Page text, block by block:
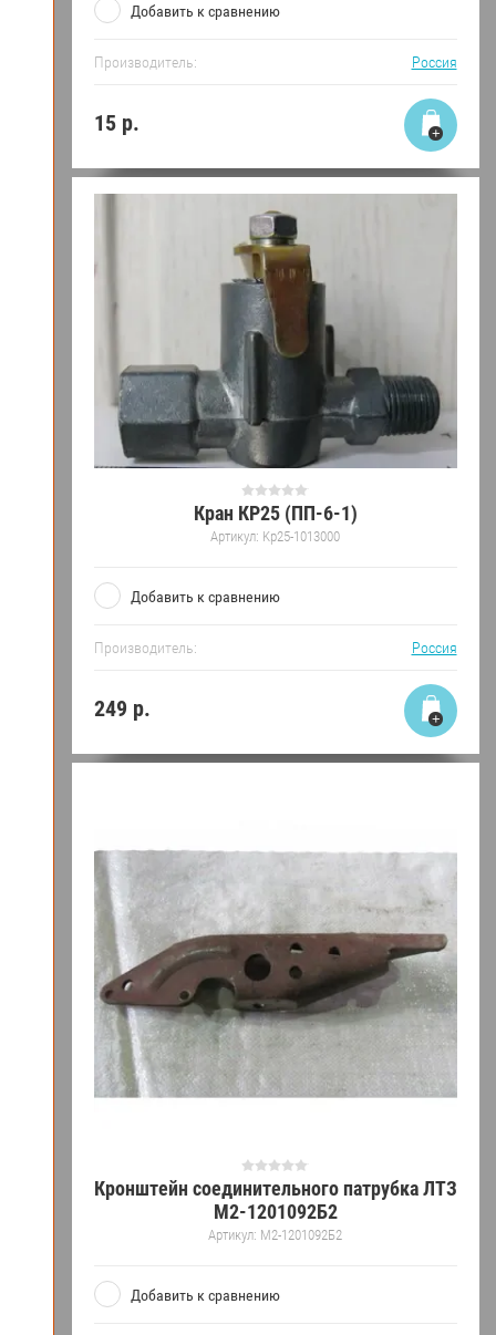
Добавить к сравнению
Производитель: Россия
15р.
Кран КР25 (ПП-6-1)
Артикул: Kр25-1013000
Добавить к сравнению
Производитель: Россия
249 р.
Кронштейн соединительного патрубка ЛТЗ
М2-1201092Б2
Артикул: М2-1201092Б2
Добавить к сравнению